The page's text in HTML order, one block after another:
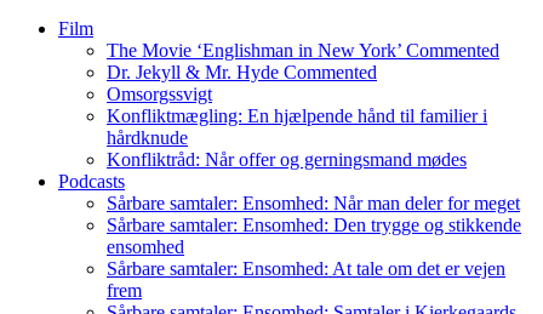
Film
The Movie ‘Englishman in New York’ Commented
Dr. Jekyll & Mr. Hyde Commented
Omsorgssvigt
Konfliktmægling: En hjælpende hånd til familier i
hårdknude
Konfliktråd: Når offer og gerningsmand mødes
Podcasts
Sårbare samtaler: Ensomhed: Når man deler for meget
Sårbare samtaler: Ensomhed: Den trygge og stikkende
ensomhed
Sårbare samtaler: Ensomhed: At tale om det er vejen
frem